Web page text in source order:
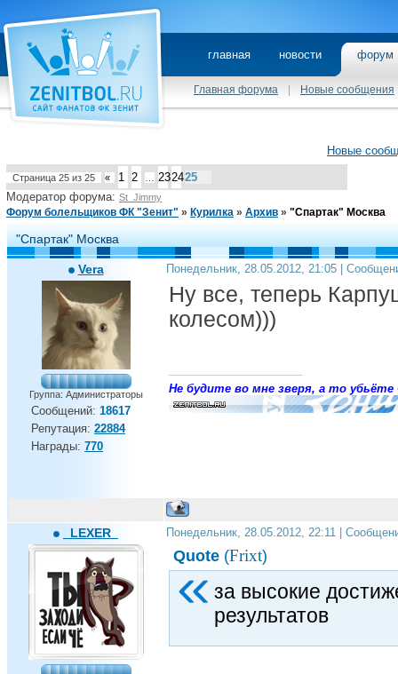
главная новости
Главная форума Новые сообщения
Новые
Страница 25 из 25 « 1 2 232425
Модератор форума: St_Jimmy
Форум болельщиков ФК "Зенит" » Курилка » Архив » "Спартак" Москва
"Спартак" Москва
Vera
Группа: Администраторы
Сообщений: 18617
Репутация: 22884
Награды: 770
Понедельник, 28.05.2012, 21:05 |
Ну все, теперь
колесом)))
Не будите во мне зверя, а то убьёте
_LEXER_ Понедельник, 28.05.2012, 22:11 |
Quote (Frixt)
за высокие
результатов